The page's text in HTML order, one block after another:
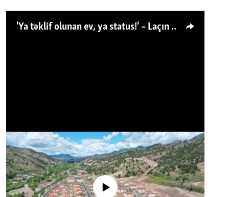
'Ya təklif olunan ev, ya status!' – Laçın köçkünü: 'Laçından başqa heç hara!'
No media source currently available